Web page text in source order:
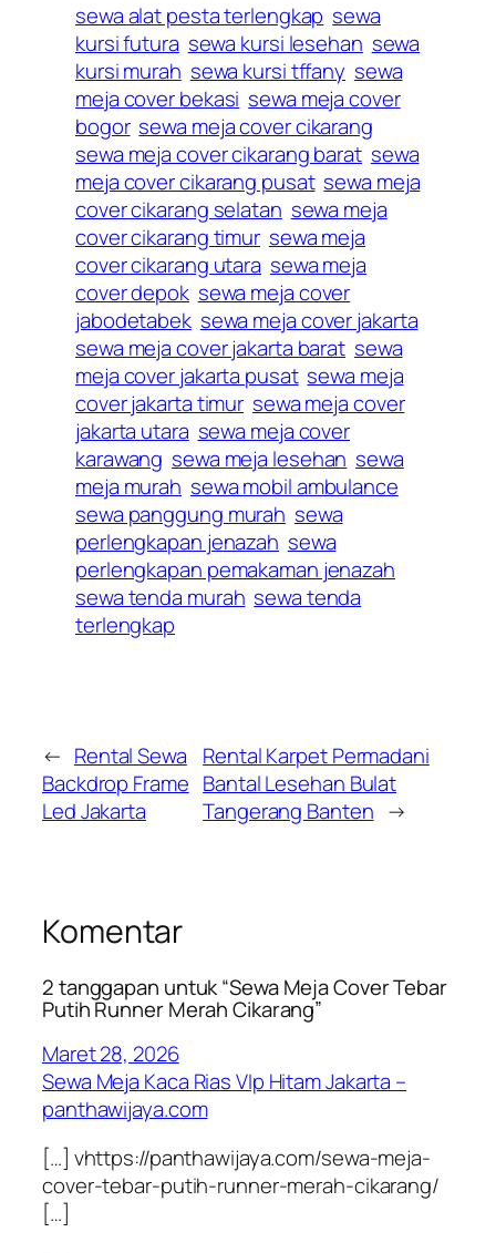
sewa alat pesta terlengkap sewa
kursi futura sewa kursi lesehan sewa
kursi murah sewa kursi tffany sewa
meja cover bekasi sewa meja cover
bogor sewa meja cover cikarang
sewa meja cover cikarang barat sewa
meja cover cikarang pusat sewa meja
cover cikarang selatan sewa meja
cover cikarang timur sewa meja
cover cikarang utara sewa meja
cover depok sewa meja cover
jabodetabek sewa meja cover jakarta
sewa meja cover jakarta barat sewa
meja cover jakarta pusat sewa meja
cover jakarta timur sewa meja cover
jakarta utara sewa meja cover
karawang sewa meja lesehan sewa
meja murah sewa mobil ambulance
sewa panggung murah sewa
perlengkapan jenazah sewa
perlengkapan pemakaman jenazah
sewa tenda murah sewa tenda
terlengkap
← Rental Sewa
Backdrop Frame
Led Jakarta
Rental Karpet Permadani
Bantal Lesehan Bulat
Tangerang Banten →
Komentar
2 tanggapan untuk “Sewa Meja Cover Tebar
Putih Runner Merah Cikarang”
Maret 28, 2026
Sewa Meja Kaca Rias VIp Hitam Jakarta –
panthawijaya.com
[…] vhttps://panthawijaya.com/sewa-meja-
cover-tebar-putih-runner-merah-cikarang/
[…]